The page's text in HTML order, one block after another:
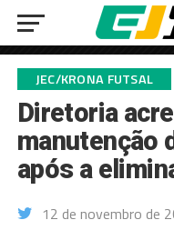
JEC/KRONA FUTSAL
Diretoria
manutenção
após a
12 de novembro de